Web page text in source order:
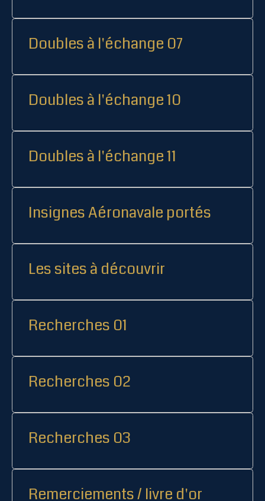
Doubles à l'échange 07
Doubles à l'échange 10
Doubles à l'échange 11
Insignes Aéronavale portés
Les sites à découvrir
Recherches 01
Recherches 02
Recherches 03
Remerciements / livre d'or